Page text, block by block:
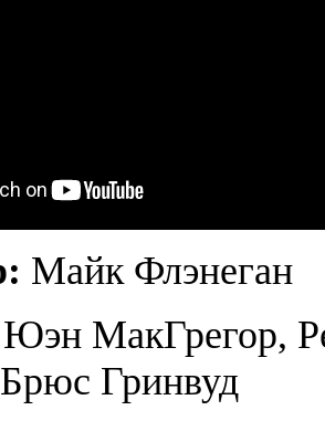
Майк Флэнеган
Юэн МакГрегор,
Гринвуд